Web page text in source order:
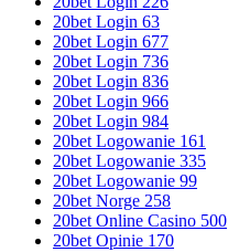
20bet Login 63
20bet Login 677
20bet Login 736
20bet Login 836
20bet Login 966
20bet Login 984
20bet Logowanie 161
20bet Logowanie 335
20bet Logowanie 99
20bet Norge 258
20bet Online Casino 500
20bet Opinie 170